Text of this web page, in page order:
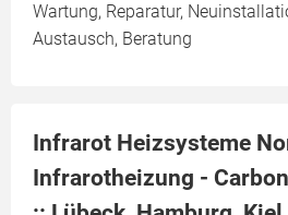
Wartung, Reparatur,
Austausch, Beratung
Infrarot Heizsysteme
Infrarotheizung -